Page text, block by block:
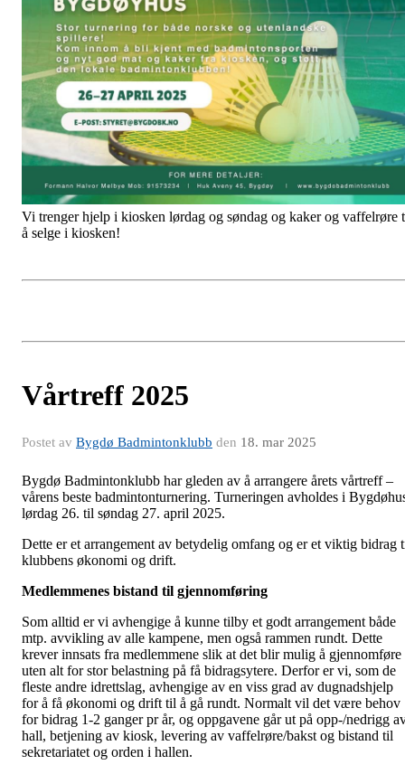
Vi trenger hjelp i kiosken lørdag og søndag og kaker og vaffelrøre
å selge i kiosken!
Vårtreff 2025
Postet av Bygdø Badmintonklubb den 18. mar 2025
Bygdø Badmintonklubb har gleden av å arrangere årets vårtreff –
vårens beste badmintonturnering. Turneringen avholdes i
lørdag 26. til søndag 27. april 2025.
Dette er et arrangement av betydelig omfang og er et viktig bidrag
klubbens økonomi og drift.
Medlemmenes bistand til gjennomføring
Som alltid er vi avhengige å kunne tilby et godt arrangement både
mtp. avvikling av alle kampene, men også rammen rundt. Dette
krever innsats fra medlemmene slik at det blir mulig å gjennomføre
uten alt for stor belastning på få bidragsytere. Derfor er vi, som de
fleste andre idrettslag, avhengige av en viss grad av dugnadshjelp
for å få økonomi og drift til å gå rundt. Normalt vil det være behov
for bidrag 1-2 ganger pr år, og oppgavene går ut på opp-/nedrigg
hall, betjening av kiosk, levering av vaffelrøre/bakst og bistand til
sekretariatet og orden i hallen.